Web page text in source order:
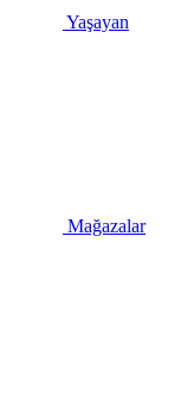
Yaşayan
Mağazalar